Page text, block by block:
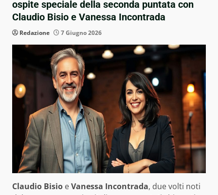
ospite speciale della seconda puntata con
Claudio Bisio e Vanessa Incontrada
Redazione 7 Giugno 2026
Claudio Bisio eVanessa Incontrada, due volti noti